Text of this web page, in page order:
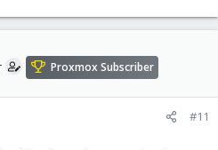
Proxmox Subscriber
#11